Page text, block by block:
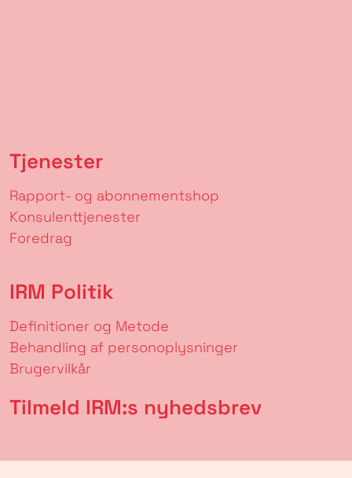
Tjenester
Rapport- og abonnementshop
Konsulenttjenester
Foredrag
IRM Politik
Definitioner og Metode
Behandling af personoplysninger
Brugervilkår
Tilmeld IRM:s nyhedsbrev